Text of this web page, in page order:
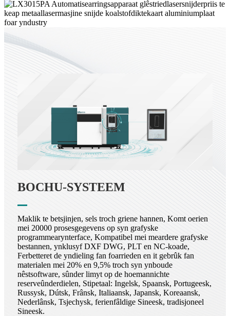
BOCHU-SYSTEEM
Maklik te betsjinjen, sels troch griene hannen, Komt oerien
mei 20000 prosesgegevens op syn grafyske
programmearynterface, Kompatibel mei meardere grafyske
bestannen, ynklusyf DXF DWG, PLT en NC-koade,
Ferbetteret de yndieling fan foarrieden en it gebrûk fan
materialen mei 20% en 9,5% troch syn ynboude
nêstsoftware, sûnder limyt op de hoemannichte
reserveûnderdielen, Stipetaal: Ingelsk, Spaansk, Portugeesk,
Russysk, Dútsk, Frânsk, Italiaansk, Japansk, Koreaansk,
Nederlânsk, Tsjechysk, ferienfâldige Sineesk, tradisjoneel
Sineesk.